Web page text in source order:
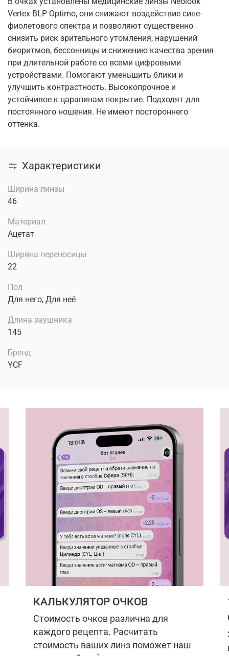
Vertex BLP Optimo, они снижают воздействие сине-
фиолетового спектра и позволяют существенно
снизить риск зрительного утомления, нарушений
биоритмов, бессонницы и снижению качества зрения
при длительной работе со всеми цифровыми
устройствами. Помогают уменьшить блики и
улучшить контрастность. Высокопрочное и
устойчивое к царапинам покрытие. Подходят для
постоянного ношения. Не имеют постороннего
оттенка.
Характеристики
Ширина линзы
46
Материал
Ацетат
Ширина переносицы
22
Пол
Для него, Для неё
Длина заушника
145
Бренд
YCF
КАЛЬКУЛЯТОР ОЧКОВ
Стоимость очков различна для
каждого рецепта. Расчитать
стоимость ваших линз поможет наш